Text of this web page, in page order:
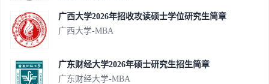
广西大学2026年招收攻读硕士学位研究生简章
广西大学-MBA
广东财经大学2026年硕士研究生招生简章
广东财经大学-MBA